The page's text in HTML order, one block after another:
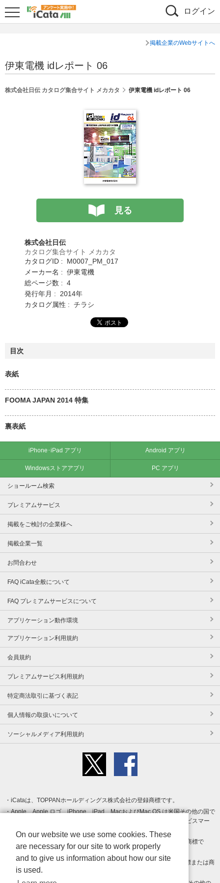
ログイン
掲載企業のWebサイトへ
伊東電機 idレポート 06
株式会社日伝 カタログ集合サイト メカカタ 伊東電機 idレポート 06
見る
株式会社日伝
カタログ集合サイト メカカタ
カタログID : M0007_PM_017
メーカー名 : 伊東電機
総ページ数 : 4
発行年月 : 2014年
カタログ属性 : チラシ
目次
表紙
FOOMA JAPAN 2014 特集
裏表紙
iPhone･iPad アプリ Android アプリ
Windowsストアアプリ PC アプリ
ショールーム検索
プレミアムサービス
掲載をご検討の企業様へ
掲載企業一覧
お問合わせ
FAQ iCata全般について
FAQ プレミアムサービスについて
アプリケーション動作環境
アプリケーション利用規約
会員規約
プレミアムサービス利用規約
特定商法取引に基づく表記
個人情報の取扱いについて
ソーシャルメディア利用規約
iCataは、TOPPANホールディングス株式会社の登録商標です。
Apple、Apple ロゴ、iPhone、iPad、MacおよびMac OS は米国その他の国で
登録された Apple Inc. の商標です。App Store は Apple Inc. のサービスマー
クです。
Android、Google Play および Google Play ロゴ は Google LLC の商標で
す。
Windows は Microsoft Inc.の米国およびその他の国における登録商標または商
標です。
On our website we use some cookies. These
are necessary for our site to work properly
and to give us information about how our site
is used.